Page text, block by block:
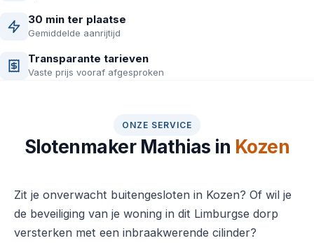
30 min ter plaatse
Gemiddelde aanrijtijd
Transparante tarieven
Vaste prijs vooraf afgesproken
ONZE SERVICE
Slotenmaker Mathias in Kozen
Zit je onverwacht buitengesloten in Kozen? Of wil je
de beveiliging van je woning in dit Limburgse dorp
versterken met een inbraakwerende cilinder?